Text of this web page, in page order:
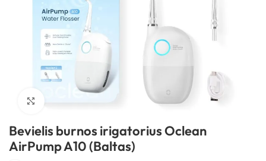
Spustelėkite, kad padidintumėte
Bevielis burnos irigatorius Oclean
AirPump A10 (Baltas)